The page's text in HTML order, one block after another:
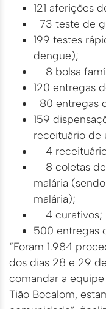
121 aferições
73 teste de
199 testes
dengue);
8 bolsa
120 entregas
80 entregas
159
receituário de
4
8 coletas de
malária
malária);
4 curativos;
500 entregas
“Foram 1.984
dos dias 28 e 29
comandar a
Tião Bocalom,